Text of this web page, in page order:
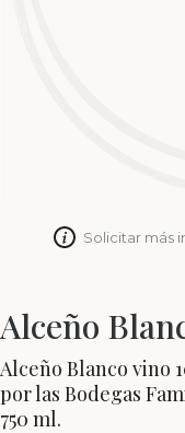
Solicitar más
Alceño
Alceño Blanco vino
por las Bodegas
750 ml.